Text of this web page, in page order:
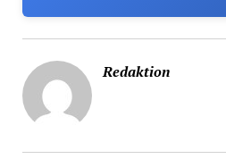
Redaktion